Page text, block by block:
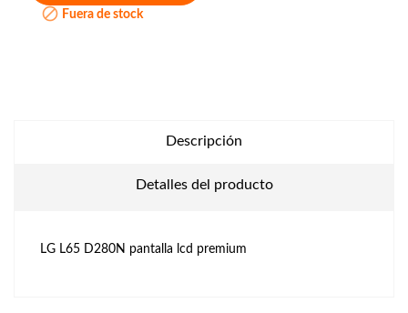
 Fuera de stock
Descripción
Detalles del producto
LG L65 D280N pantalla lcd premium